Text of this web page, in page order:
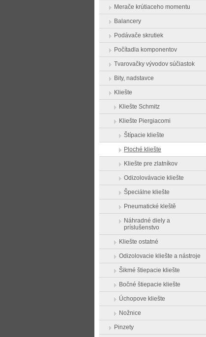
Merače krútiaceho momentu
Balancery
Podávače skrutiek
Počítadla komponentov
Tvarovačky vývodov súčiastok
Bity, nadstavce
Kliešte
Kliešte Schmitz
Kliešte Piergiacomi
Štípacie kliešte
Ploché kliešte
Kliešte pre zlatníkov
Odizolovávacie kliešte
Špeciálne kliešte
Pneumatické kleště
Náhradné diely a
príslušenstvo
Kliešte ostatné
Odizolovacie kliešte a nástroje
Šikmé štiepacie kliešte
Bočné štiepacie kliešte
Úchopove kliešte
Nožnice
Pinzety